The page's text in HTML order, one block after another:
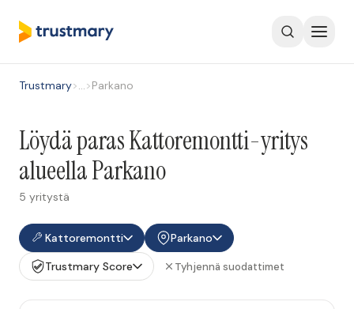
Trustmary>…>Parkano
Löydä paras Kattoremontti-yritys
alueella Parkano
5 yritystä
Kattoremontti
Parkano
Trustmary Score
Tyhjennä suodattimet